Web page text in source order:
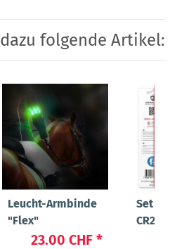
folgende Artikel:
Leucht-Armbinde
"Flex"
23.00 CHF *
Set